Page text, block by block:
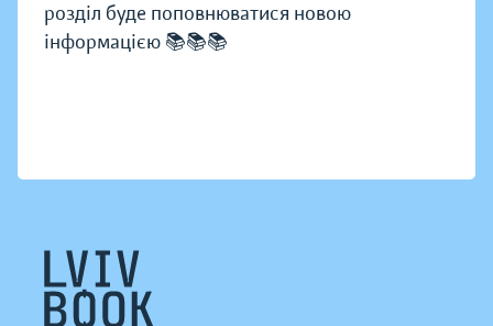
розділ буде поповнюватися новою
інформацією 📚📚📚